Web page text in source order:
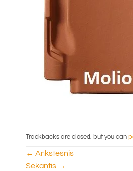
Trackbacks are closed, but you can
← Ankstesnis
Sekantis →